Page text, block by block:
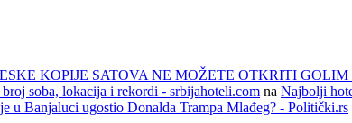
KOPIJE SATOVA NE MOŽETE OTKRITI
soba, lokacija i rekordi - srbijahoteli.com na Najbolji
u Banjaluci ugostio Donalda Trampa Mlađeg? - Politički.rs